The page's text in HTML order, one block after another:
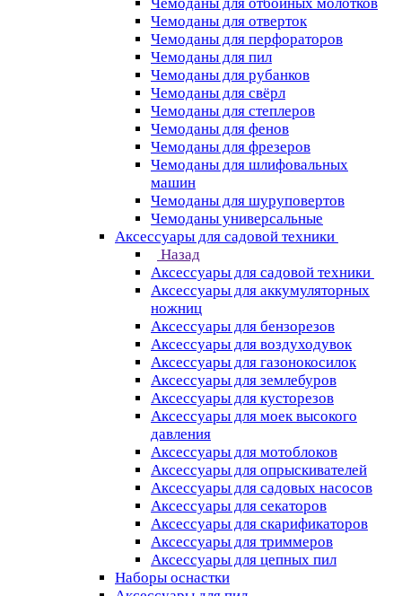
Чемоданы для отверток
Чемоданы для перфораторов
Чемоданы для пил
Чемоданы для рубанков
Чемоданы для свёрл
Чемоданы для степлеров
Чемоданы для фенов
Чемоданы для фрезеров
Чемоданы для шлифовальных
машин
Чемоданы для шуруповертов
Чемоданы универсальные
Аксессуары для садовой техники
Назад
Аксессуары для садовой техники
Аксессуары для аккумуляторных
ножниц
Аксессуары для бензорезов
Аксессуары для воздуходувок
Аксессуары для газонокосилок
Аксессуары для землебуров
Аксессуары для кусторезов
Аксессуары для моек высокого
давления
Аксессуары для мотоблоков
Аксессуары для опрыскивателей
Аксессуары для садовых насосов
Аксессуары для секаторов
Аксессуары для скарификаторов
Аксессуары для триммеров
Аксессуары для цепных пил
Наборы оснастки